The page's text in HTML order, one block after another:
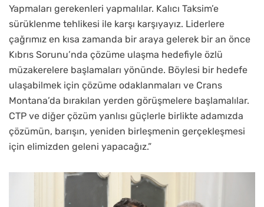
Yapmaları gerekenleri yapmalılar. Kalıcı Taksim’e
sürüklenme tehlikesi ile karşı karşıyayız. Liderlere
çağrımız en kısa zamanda bir araya gelerek bir an önce
Kıbrıs Sorunu’nda çözüme ulaşma hedefiyle özlü
müzakerelere başlamaları yönünde. Böylesi bir hedefe
ulaşabilmek için çözüme odaklanmaları ve Crans
Montana’da bırakılan yerden görüşmelere başlamalılar.
CTP ve diğer çözüm yanlısı güçlerle birlikte adamızda
çözümün, barışın, yeniden birleşmenin gerçekleşmesi
için elimizden geleni yapacağız.”